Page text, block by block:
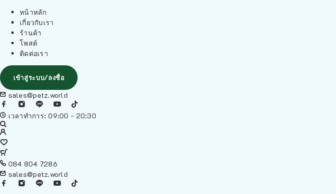
หน้าหลัก
เกี่ยวกับเรา
ร้านค้า
โพสต์
ติดต่อเรา
เข้าสู่ระบบ/ลงชื่อ
sales@petz.world
เวลาทำการ: 09:00 - 20:30
084 804 7286
sales@petz.world